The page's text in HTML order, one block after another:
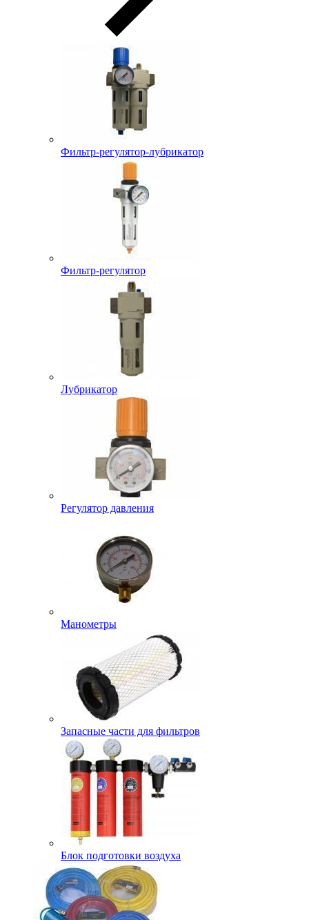
Фильтр-регулятор-лубрикатор
Фильтр-регулятор
Лубрикатор
Регулятор давления
Манометры
Запасные части для фильтров
Блок подготовки воздуха